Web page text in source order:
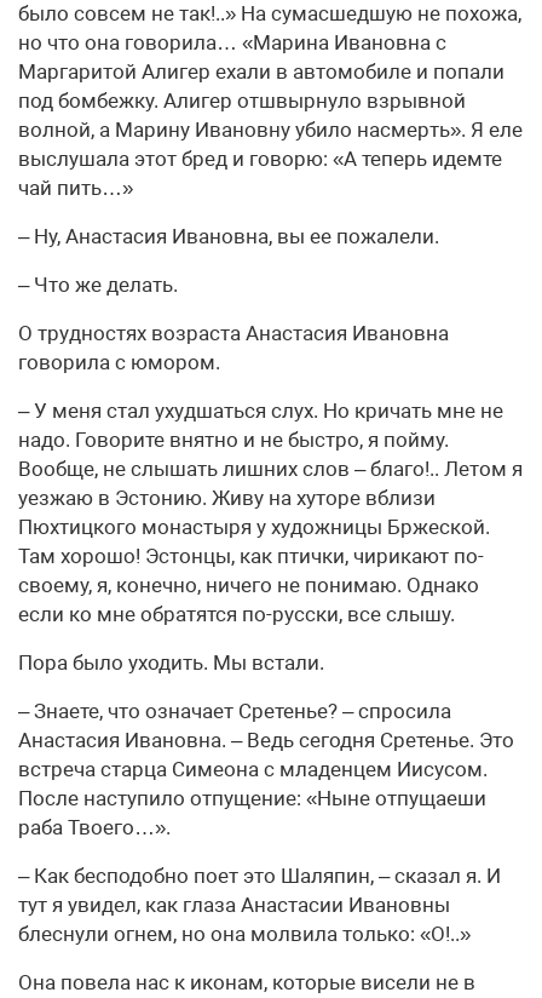
было совсем не так!..» На сумасшедшую не похожа,
но что она говорила… «Марина Ивановна с
Маргаритой Алигер ехали в автомобиле и попали
под бомбежку. Алигер отшвырнуло взрывной
волной, а Марину Ивановну убило насмерть». Я еле
выслушала этот бред и говорю: «А теперь идемте
чай пить…»
– Ну, Анастасия Ивановна, вы ее пожалели.
– Что же делать.
О трудностях возраста Анастасия Ивановна
говорила с юмором.
– У меня стал ухудшаться слух. Но кричать мне не
надо. Говорите внятно и не быстро, я пойму.
Вообще, не слышать лишних слов – благо!.. Летом я
уезжаю в Эстонию. Живу на хуторе вблизи
Пюхтицкого монастыря у художницы Бржеской.
Там хорошо! Эстонцы, как птички, чирикают по-
своему, я, конечно, ничего не понимаю. Однако
если ко мне обратятся по-русски, все слышу.
Пора было уходить. Мы встали.
– Знаете, что означает Сретенье? – спросила
Анастасия Ивановна. – Ведь сегодня Сретенье. Это
встреча старца Симеона с младенцем Иисусом.
После наступило отпущение: «Ныне отпущаеши
раба Твоего…».
– Как бесподобно поет это Шаляпин, – сказал я. И
тут я увидел, как глаза Анастасии Ивановны
блеснули огнем, но она молвила только: «О!..»
Она повела нас к иконам, которые висели не в